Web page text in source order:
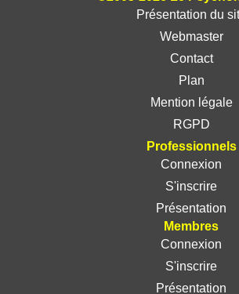
Présentation du
Webmaster
Contact
Plan
Mention légale
RGPD
Professionnels
Connexion
S'inscrire
Présentation
Membres
Connexion
S'inscrire
Présentation